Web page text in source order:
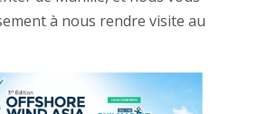
à nous rendre visite au